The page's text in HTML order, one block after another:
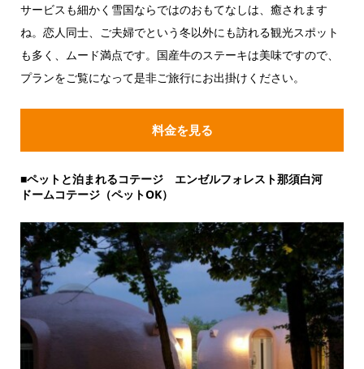
サービスも細かく雪国ならではのおもてなしは、癒されます
ね。恋人同士、ご夫婦でという冬以外にも訪れる観光スポット
も多く、ムード満点です。国産牛のステーキは美味ですので、
プランをご覧になって是非ご旅行にお出掛けください。
料金を見る
■ペットと泊まれるコテージ エンゼルフォレスト那須白河
ドームコテージ（ペットOK）